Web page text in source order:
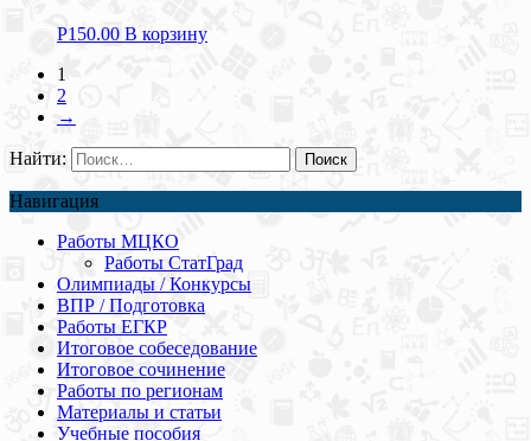
Р150.00 В корзину
1
2
→
Найти:
Навигация
Работы МЦКО
Работы СтатГрад
Олимпиады / Конкурсы
ВПР / Подготовка
Работы ЕГКР
Итоговое собеседование
Итоговое сочинение
Работы по регионам
Материалы и статьи
Учебные пособия